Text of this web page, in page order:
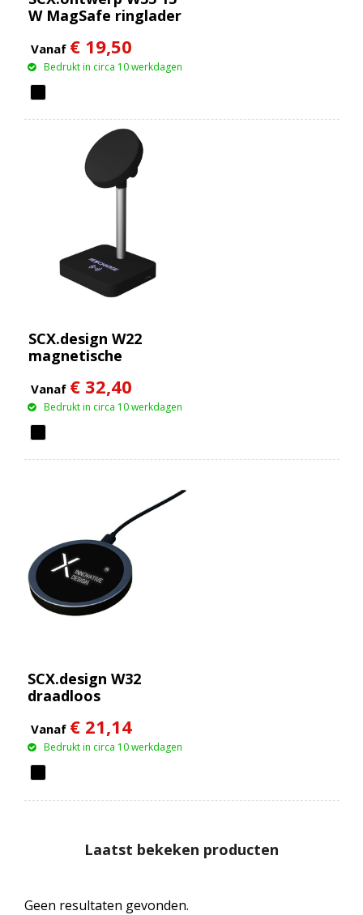
W MagSafe ringlader
Vanaf € 19,50
Bedrukt in circa 10 werkdagen
SCX.design W22
magnetische
15 W + 5 W
Vanaf € 32,40
Bedrukt in circa 10 werkdagen
SCX.design W32
draadloos
W
Vanaf € 21,14
Bedrukt in circa 10 werkdagen
Laatst bekeken producten
Geen resultaten gevonden.